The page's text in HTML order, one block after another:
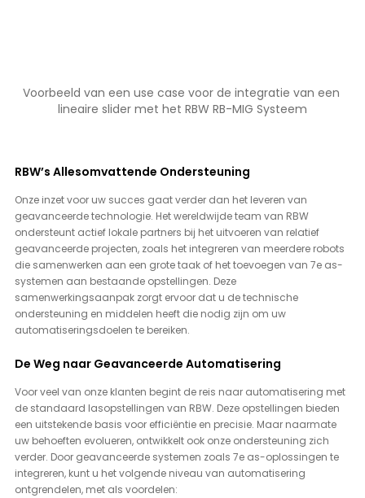
Voorbeeld van een use case voor de integratie van een
lineaire slider met het RBW RB-MIG Systeem
RBW’s Allesomvattende Ondersteuning
Onze inzet voor uw succes gaat verder dan het leveren van
geavanceerde technologie. Het wereldwijde team van RBW
ondersteunt actief lokale partners bij het uitvoeren van relatief
geavanceerde projecten, zoals het integreren van meerdere robots
die samenwerken aan een grote taak of het toevoegen van 7e as-
systemen aan bestaande opstellingen. Deze
samenwerkingsaanpak zorgt ervoor dat u de technische
ondersteuning en middelen heeft die nodig zijn om uw
automatiseringsdoelen te bereiken.
De Weg naar Geavanceerde Automatisering
Voor veel van onze klanten begint de reis naar automatisering met
de standaard lasopstellingen van RBW. Deze opstellingen bieden
een uitstekende basis voor efficiëntie en precisie. Maar naarmate
uw behoeften evolueren, ontwikkelt ook onze ondersteuning zich
verder. Door geavanceerde systemen zoals 7e as-oplossingen te
integreren, kunt u het volgende niveau van automatisering
ontgrendelen, met als voordelen: